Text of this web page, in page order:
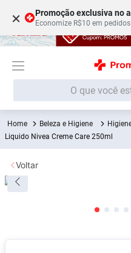
× Promoção exclusiva no
Economize R$10 em
O que você está buscando?
Beleza e Higiene
Liquido Nivea Creme Care 250ml
Voltar
Termos mais
1º Fralda
2